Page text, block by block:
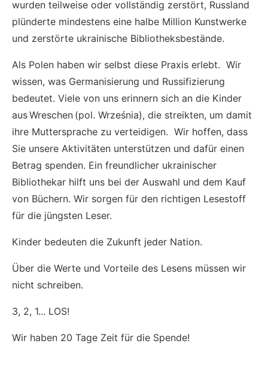
wurden teilweise oder vollständig zerstört, Russland
plünderte mindestens eine halbe Million Kunstwerke
und zerstörte ukrainische Bibliotheksbestände.
Als Polen haben wir selbst diese Praxis erlebt. Wir
wissen, was Germanisierung und Russifizierung
bedeutet. Viele von uns erinnern sich an die Kinder
aus Wreschen (pol. Września), die streikten, um damit
ihre Muttersprache zu verteidigen. Wir hoffen, dass
Sie unsere Aktivitäten unterstützen und dafür einen
Betrag spenden. Ein freundlicher ukrainischer
Bibliothekar hilft uns bei der Auswahl und dem Kauf
von Büchern. Wir sorgen für den richtigen Lesestoff
für die jüngsten Leser.
Kinder bedeuten die Zukunft jeder Nation.
Über die Werte und Vorteile des Lesens müssen wir
nicht schreiben.
3, 2, 1... LOS!
Wir haben 20 Tage Zeit für die Spende!